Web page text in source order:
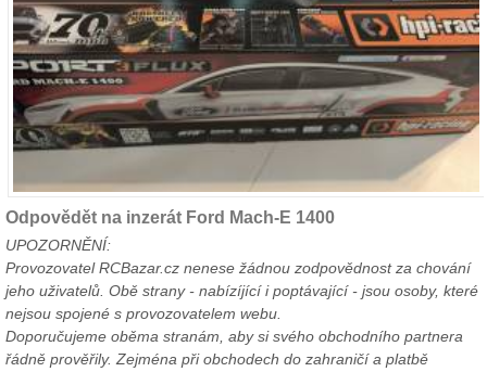
Odpovědět na inzerát Ford Mach-E 1400
UPOZORNĚNÍ:
Provozovatel RCBazar.cz nenese žádnou zodpovědnost za chování
jeho uživatelů. Obě strany - nabízíjící i poptávající - jsou osoby, které
nejsou spojené s provozovatelem webu.
Doporučujeme oběma stranám, aby si svého obchodního partnera
řádně prověřily. Zejména při obchodech do zahraničí a platbě